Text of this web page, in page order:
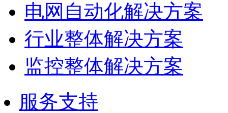
电网自动化解决方案
行业整体解决方案
监控整体解决方案
服务支持